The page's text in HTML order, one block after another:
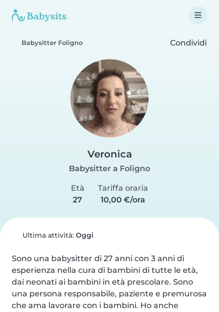
Babysitter Foligno Condividi
Veronica
Babysitter a Foligno
Età
27
Tariffa oraria
10,00 €/ora
Ultima attività: Oggi
Sono una babysitter di 27 anni con 3 anni di
esperienza nella cura di bambini di tutte le età,
dai neonati ai bambini in età prescolare. Sono
una persona responsabile, paziente e premurosa
che ama lavorare con i bambini. Ho anche